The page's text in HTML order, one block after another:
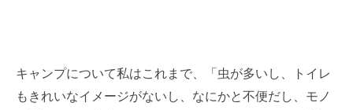
キャンプについて私はこれまで、「虫が多いし、トイレ
もきれいなイメージがないし、なにかと不便だし、モノ